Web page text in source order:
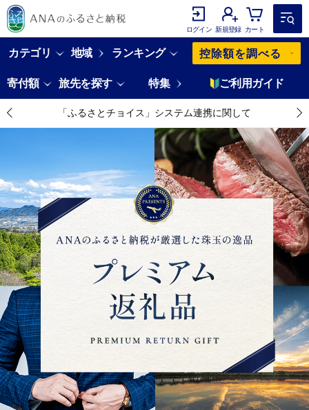
ログイン 新規登録 カート
カテゴリ 地域 ランキング 控除額を調べる
寄付額 旅先を探す 特集 ご利用ガイド
「ふるさとチョイス」システム連携に関して